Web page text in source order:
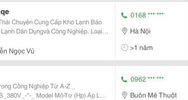
Chuyên Cung Cấp Kho Lạnh Bảo
Dân Dụngvà Công Nghiệp. Loại
Ngọc Vũ
0168 *** ***
Hà Nội
>1 năm
Công Nghiệp Từ A-Z _
0962 *** ***
Buôn Mê Thuột